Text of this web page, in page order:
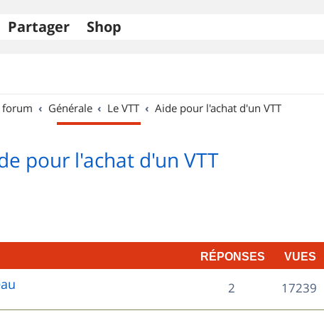
Partager Shop
forum Générale Le VTT Aide pour l'achat d'un VTT
pour l'achat d'un VTT
RÉPONSES VUES
2R
é
17239V
u